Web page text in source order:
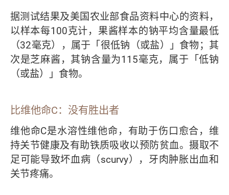
据测试结果及美国农业部食品资料中心的资料，
以样本每100克计，果酱样本的钠平均含量最低
（32毫克），属于「很低钠（或盐）」食物；其
次是芝麻酱，其钠含量为115毫克，属于「低钠
（或盐）」食物。
比维他命C：没有胜出者
维他命C是水溶性维他命，有助于伤口愈合，维
持关节健康及有助铁质吸收以预防贫血。摄取不
足可能导致坏血病（scurvy），牙肉肿胀出血和
关节疼痛。